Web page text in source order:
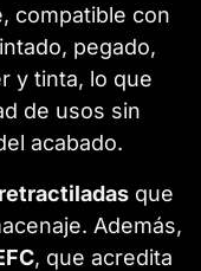
compatible con
pegado,
y tinta, lo que
de usos sin
acabado.
que
Además,
, que acredita